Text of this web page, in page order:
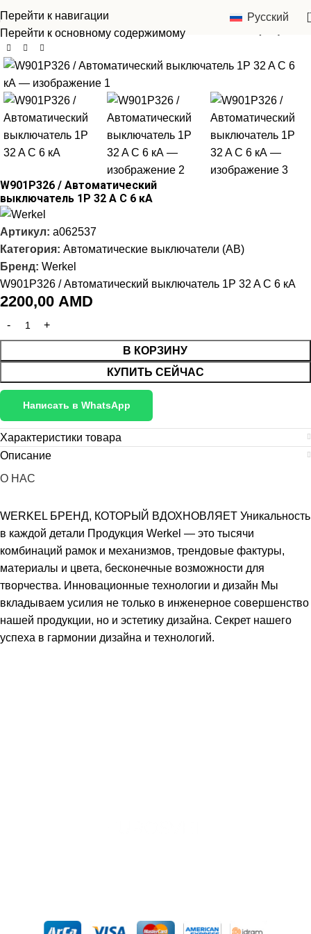
Перейти к навигации
Перейти к основному содержимому
Русский
Главная Werkel Автоматические выключатели (АВ)
W901P326 / Автоматический
выключатель 1P 32 A C 6 кА
Артикул: a062537
Категория: Автоматические выключатели (АВ)
Бренд: Werkel
W901P326 / Автоматический выключатель 1P 32 A C 6 кА
2200,00 AMD
В КОРЗИНУ
КУПИТЬ СЕЙЧАС
Написать в WhatsApp
Характеристики товара
Описание
О НАС
WERKEL БРЕНД, КОТОРЫЙ ВДОХНОВЛЯЕТ Уникальность
в каждой детали Продукция Werkel — это тысячи
комбинаций рамок и механизмов, трендовые фактуры,
материалы и цвета, бесконечные возможности для
творчества. Инновационные технологии и дизайн Мы
вкладываем усилия не только в инженерное совершенство
нашей продукции, но и эстетику дизайна. Секрет нашего
успеха в гармонии дизайна и технологий.